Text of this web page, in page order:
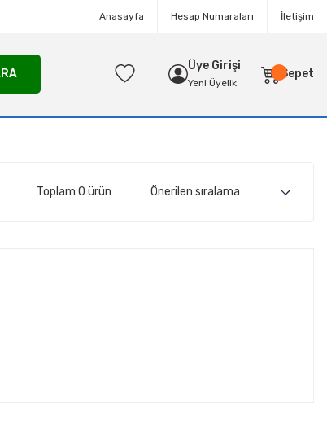
Anasayfa Hesap Numaraları İletişim
Üye Girişi
Yeni Üyelik
Sepet
Toplam 0 ürün